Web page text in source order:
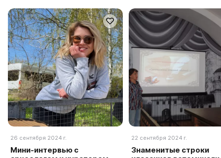
26 сентября 2024 г.
Мини-интервью с
22 сентября 2024 г.
Знаменитые строки